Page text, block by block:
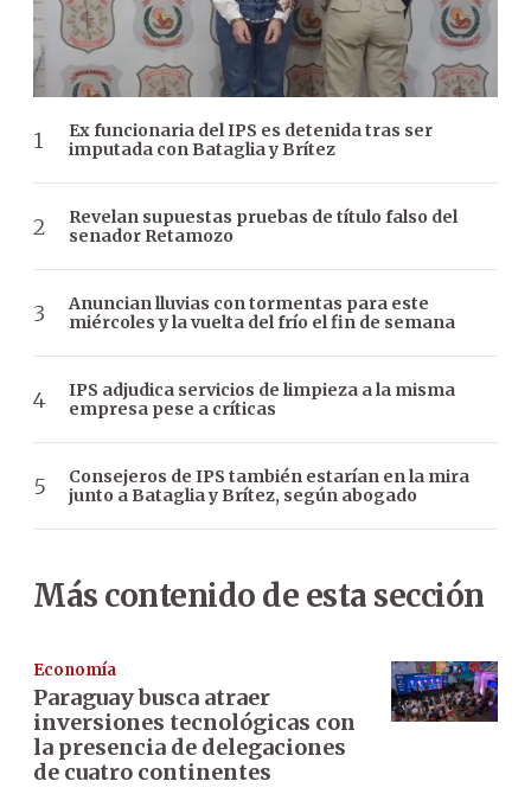
Ex funcionaria del IPS es detenida tras ser
imputada con Bataglia y Brítez
Revelan supuestas pruebas de título falso del
senador Retamozo
Anuncian lluvias con tormentas para este
miércoles y la vuelta del frío el fin de semana
IPS adjudica servicios de limpieza a la misma
empresa pese a críticas
Consejeros de IPS también estarían en la mira
junto a Bataglia y Brítez, según abogado
Más contenido de esta sección
Economía
Paraguay busca atraer
inversiones tecnológicas con
la presencia de delegaciones
de cuatro continentes